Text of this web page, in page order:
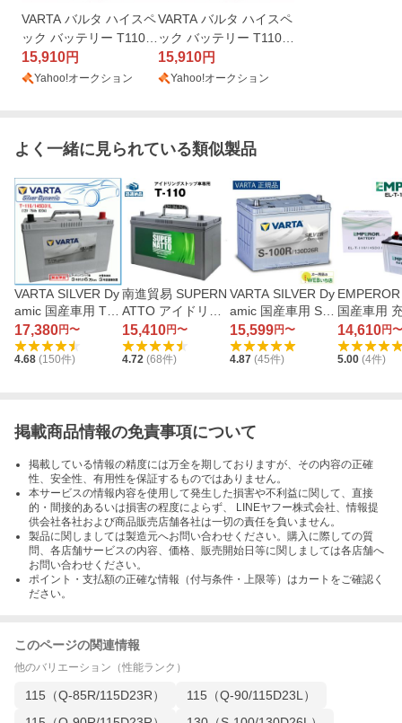
VARTA バルタ ハイスペ
ック バッテリー T110R
145D31R T-110R/145D
31R SILVER Dynamic E
15,910円
Yahoo!オークション
VARTA バルタ ハイスペ
ック バッテリー T110R
145D31R トヨタ センチ
ュリー SLT-110R
15,910円
Yahoo!オークション
よく一緒に見られている類似製品
VARTA SILVER Dy
amic 国産車用 T-1
10/145D31L
17,380円〜
4.68 (150件)
南進貿易 SUPERN
ATTO アイドリン
グストップ車用 T-
110
15,410円〜
4.72 (68件)
VARTA SILVER Dy
amic 国産車用 S-1
00R/130D26R
15,599円〜
4.87 (45件)
国産車用
車・アイ
ストップ
-T-110/
14,610円〜
5.00 (4件)
掲載商品情報の免責事項について
掲載している情報の精度には万全を期しておりますが、その内容の正確
性、安全性、有用性を保証するものではありません。
本サービスの情報内容を使用して発生した損害や不利益に関して、直接
的・間接的あるいは損害の程度によらず、 LINEヤフー株式会社、情報提
供会社各社および商品販売店舗各社は一切の責任を負いません。
製品に関しましては製造元へお問い合わせください。購入に際しての質
問、各店舗サービスの内容、価格、販売開始日等に関しましては各店舗へ
お問い合わせください。
ポイント・支払額の正確な情報（付与条件・上限等）はカートをご確認く
ださい。
このページの関連情報
他のバリエーション（性能ランク）
115（Q-85R/115D23R）
115（Q-90/115D23L）